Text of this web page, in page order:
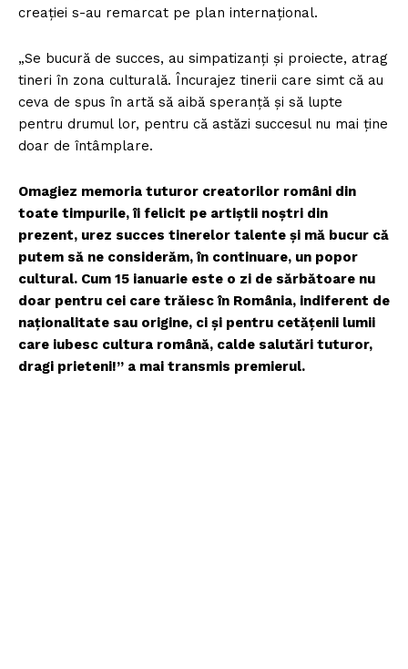
creației s-au remarcat pe plan internațional.
„Se bucură de succes, au simpatizanți și proiecte, atrag
tineri în zona culturală. Încurajez tinerii care simt că au
ceva de spus în artă să aibă speranță și să lupte
pentru drumul lor, pentru că astăzi succesul nu mai ține
doar de întâmplare.
Omagiez memoria tuturor creatorilor români din
toate timpurile, îi felicit pe artiștii noștri din
prezent, urez succes tinerelor talente și mă bucur că
putem să ne considerăm, în continuare, un popor
cultural. Cum 15 ianuarie este o zi de sărbătoare nu
doar pentru cei care trăiesc în România, indiferent de
naționalitate sau origine, ci și pentru cetățenii lumii
care iubesc cultura română, calde salutări tuturor,
dragi prieteni!” a mai transmis premierul.